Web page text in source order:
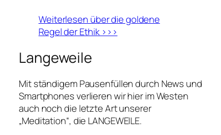
Weiterlesen über die goldene
Regel der Ethik >>>
Langeweile
Mit ständigem Pausenfüllen durch News und
Smartphones verlieren wir hier im Westen
auch noch die letzte Art unserer
„Meditation“, die LANGEWEILE.